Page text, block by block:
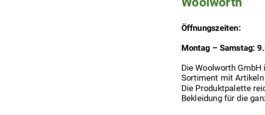
Öffnungszeiten:
Montag – Samstag:
Die Woolworth
Sortiment mit
Die Produktpalette
Bekleidung für die